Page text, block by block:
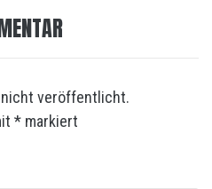
nicht veröffentlicht.
* markiert